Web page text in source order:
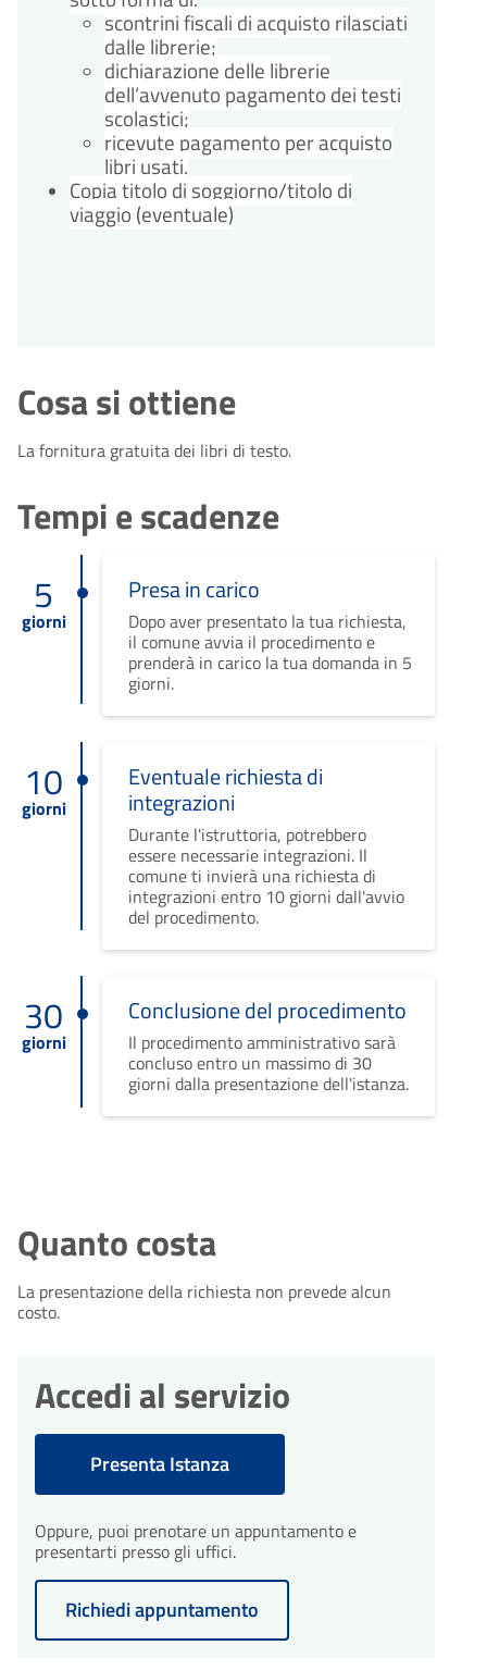
scontrini fiscali di acquisto rilasciati
dalle librerie;
dichiarazione delle librerie
dell’avvenuto pagamento dei testi
scolastici;
ricevute pagamento per acquisto
libri usati.
Copia titolo di soggiorno/titolo di
viaggio (eventuale)
Cosa si ottiene
La fornitura gratuita dei libri di testo.
Tempi e scadenze
5
giorni
Presa in carico
Dopo aver presentato la tua richiesta,
il comune avvia il procedimento e
prenderà in carico la tua domanda in 5
giorni.
10
giorni
Eventuale richiesta di
integrazioni
Durante l'istruttoria, potrebbero
essere necessarie integrazioni. Il
comune ti invierà una richiesta di
integrazioni entro 10 giorni dall'avvio
del procedimento.
30
giorni
Conclusione del procedimento
Il procedimento amministrativo sarà
concluso entro un massimo di 30
giorni dalla presentazione dell'istanza.
Quanto costa
La presentazione della richiesta non prevede alcun
costo.
Accedi al servizio
Presenta Istanza
Oppure, puoi prenotare un appuntamento e
presentarti presso gli uffici.
Richiedi appuntamento